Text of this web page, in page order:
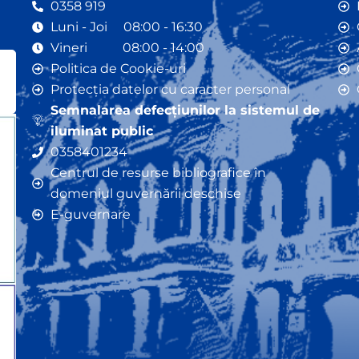
0358 919
Luni - Joi 08:00 - 16:30
Vineri 08:00 - 14:00
Politica de Cookie-uri
Protecția datelor cu caracter personal
Semnalarea defecțiunilor la sistemul de
iluminat public
0358401234
Centrul de resurse bibliografice în
domeniul guvernării deschise
E-guvernare